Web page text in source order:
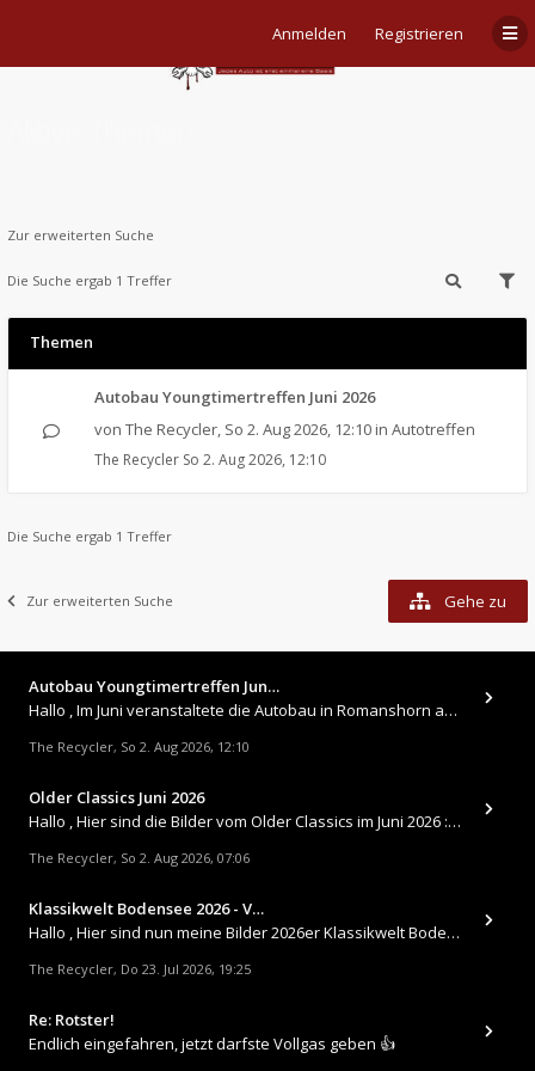
Anmelden Registrieren
Zur erweiterten Suche
Die Suche ergab 1 Treffer
Themen
Autobau Youngtimertreffen Juni 2026
von The Recycler, So 2. Aug 2026, 12:10 in Autotreffen
The Recycler So 2. Aug 2026, 12:10
Die Suche ergab 1 Treffer
Zur erweiterten Suche Gehe zu
Autobau Youngtimertreffen Jun…
Hallo , Im Juni veranstaltete die Autobau in Romanshorn auf ihrem Gelände ein kleines Youngtimertreffen : https://up.
The Recycler, So 2. Aug 2026, 12:10
Older Classics Juni 2026
​Hallo , Hier sind die Bilder vom Older Classics im Juni 2026 : https://up.picr.de/51155940wd.jpg https://up.pic
The Recycler, So 2. Aug 2026, 07:06
Klassikwelt Bodensee 2026 - V…
Hallo , Hier sind nun meine Bilder 2026er Klassikwelt Bodensee 😀 https://up.picr.de/51125547rb.jpg https://up.pi
The Recycler, Do 23. Jul 2026, 19:25
Re: Rotster!
Endlich eingefahren, jetzt darfste Vollgas geben 👍